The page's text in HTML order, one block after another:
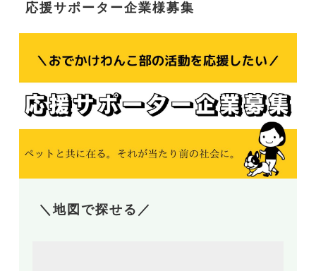
応援サポーター企業様募集
＼地図で探せる／